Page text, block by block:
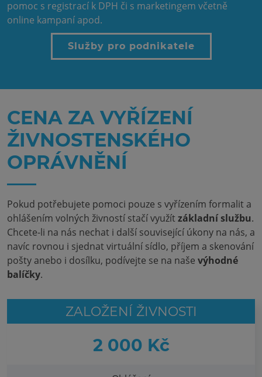
pomoc s registrací k DPH či s marketingem včetně
online kampaní apod.
Služby pro podnikatele
CENA ZA VYŘÍZENÍ
ŽIVNOSTENSKÉHO
OPRÁVNĚNÍ
Pokud potřebujete pomoci pouze s vyřízením formalit a
ohlášením volných živností stačí využít základní službu.
Chcete-li na nás nechat i další související úkony na nás, a
navíc rovnou i sjednat virtuální sídlo, příjem a skenování
pošty anebo i dosílku, podívejte se na naše výhodné
balíčky.
ZALOŽENÍ ŽIVNOSTI
2 000 Kč